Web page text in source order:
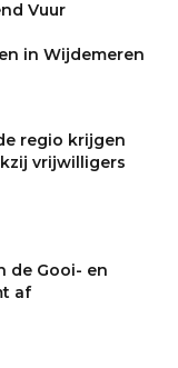
Vuur
in Wijdemeren
regio krijgen
vrijwilligers
de Gooi- en
af